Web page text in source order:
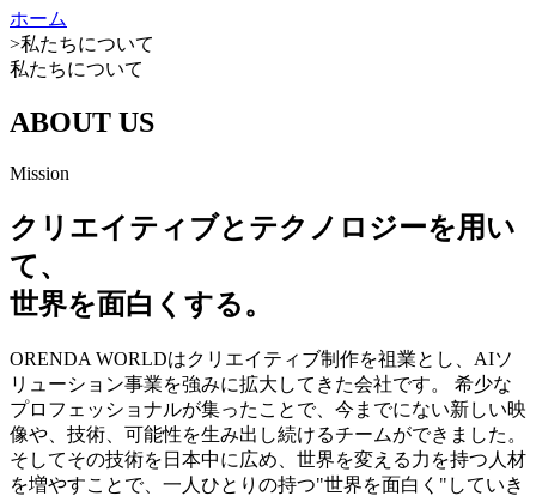
ホーム
>私たちについて
私たちについて
ABOUT US
Mission
クリエイティブとテクノロジーを用い
て、
世界を面白くする。
ORENDA WORLDはクリエイティブ制作を祖業とし、AIソ
リューション事業を強みに拡大してきた会社です。 希少な
プロフェッショナルが集ったことで、今までにない新しい映
像や、技術、可能性を生み出し続けるチームができました。
そしてその技術を日本中に広め、世界を変える力を持つ人材
を増やすことで、一人ひとりの持つ"世界を面白く"していき